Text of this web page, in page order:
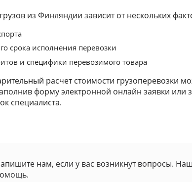
из Финляндии зависит от нескольких
срока исполнения перевозки
и специфики перевозимого товара
расчет стоимости грузоперевозки
форму электронной онлайн заявки или
специалиста.
нам, если у вас возникнут вопросы.